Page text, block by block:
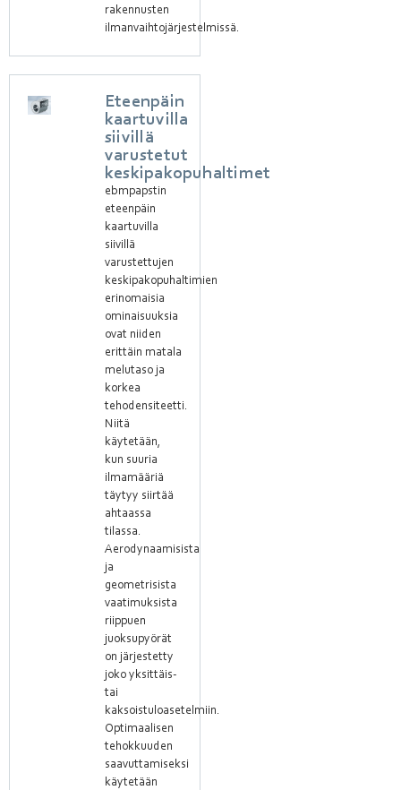
rakennusten
ilmanvaihtojärjestelmissä.
Eteenpäin
kaartuvilla
siivillä
varustetut
keskipakopuhaltimet
ebmpapstin
eteenpäin
kaartuvilla
siivillä
varustettujen
keskipakopuhaltimien
erinomaisia
ominaisuuksia
ovat niiden
erittäin matala
melutaso ja
korkea
tehodensiteetti.
Niitä
käytetään,
kun suuria
ilmamääriä
täytyy siirtää
ahtaassa
tilassa.
Aerodynaamisista
ja
geometrisista
vaatimuksista
riippuen
juoksupyörät
on järjestetty
joko yksittäis-
tai
kaksoistuloasetelmiin.
Optimaalisen
tehokkuuden
saavuttamiseksi
käytetään